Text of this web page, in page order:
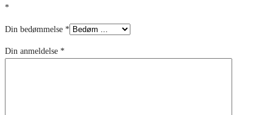
*
Din bedømmelse *
Din anmeldelse *